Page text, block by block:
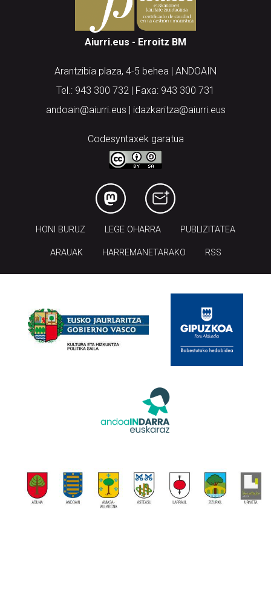
Aiurri.eus - Erroitz BM
Arantzibia plaza, 4-5 behea | ANDOAIN
Tel.: 943 300 732 | Faxa: 943 300 731
andoain@aiurri.eus | idazkaritza@aiurri.eus
Codesyntaxek garatua
LEGE OHARRA
ARAUAK HARREMANETARAKO RSS